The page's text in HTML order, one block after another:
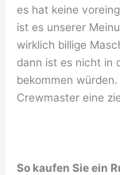
es hat keine
ist es unserer
wirklich billige
dann ist es nicht in
bekommen
Crewmaster eine
So kaufen Sie ein